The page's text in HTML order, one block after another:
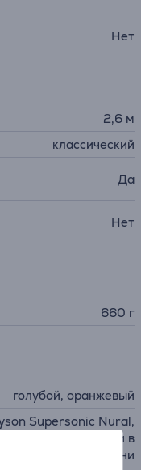
Нет
2,6 м
классический
Да
Нет
660 г
голубой, оранжевый
Supersonic Nural,
для волнистых и в
волос, насадка с ни